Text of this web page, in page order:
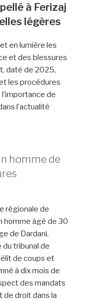
à Ferizaj
légères
en lumière les
et des blessures
daté de 2025,
les procédures
de
l’actualité
homme de
régionale de
homme âgé de 30
de Dardani.
du tribunal de
de coups et
à dix mois de
des mandats
de droit dans la